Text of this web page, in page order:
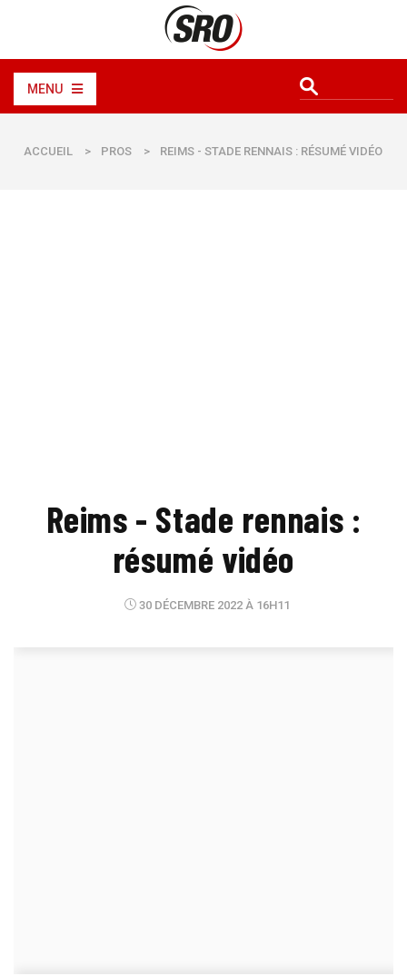
MENU
ACCUEIL > PROS > REIMS - STADE RENNAIS : RÉSUMÉ VIDÉO
Reims - Stade rennais :
résumé vidéo
30 DÉCEMBRE 2022 À 16H11